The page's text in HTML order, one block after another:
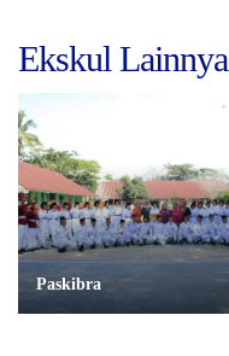
Ekskul Lainnya
Paskibra